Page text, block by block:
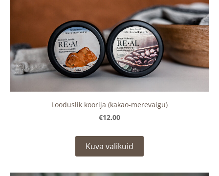
Looduslik koorija (kakao-merevaigu)
€12.00
Kuva valikuid